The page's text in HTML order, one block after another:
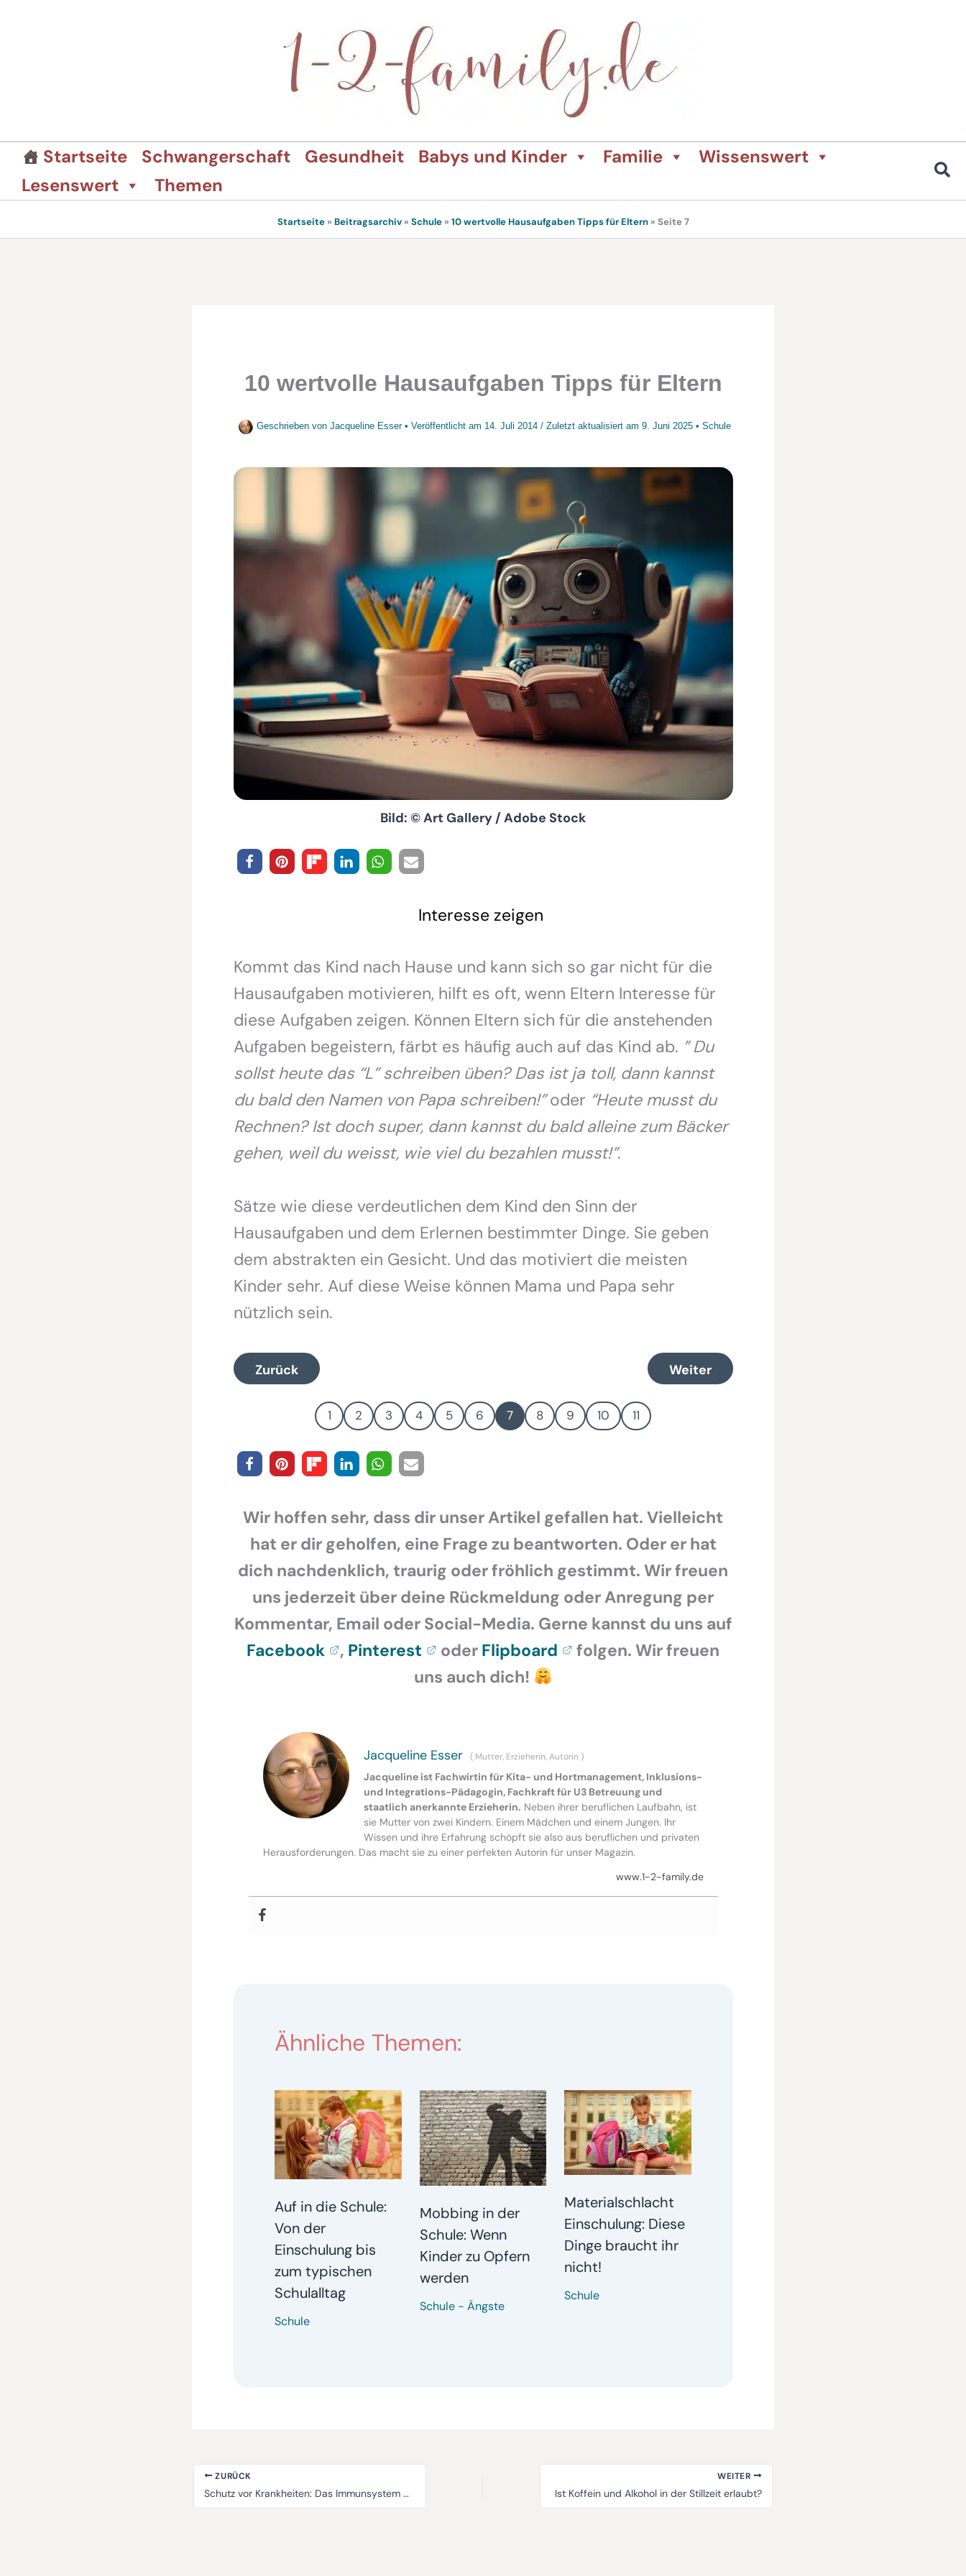
Startseite Schwangerschaft Gesundheit Babys und Kinder Familie
Wissenswert
Lesenswert
Themen
Startseite» Beitragsarchiv» Schule» 10 wertvolle Hausaufgaben Tipps für Eltern» Seite 7
10 wertvolle Hausaufgaben Tipps für Eltern
Geschrieben von Jacqueline Esser • Veröffentlicht am 14. Juli 2014 / Zuletzt aktualisiert am 9. Juni 2025 • Schule
Bild: © Art Gallery / Adobe Stock
Interesse zeigen
Kommt das Kind nach Hause und kann sich so gar nicht für die
Hausaufgaben motivieren, hilft es oft, wenn Eltern Interesse für
diese Aufgaben zeigen. Können Eltern sich für die anstehenden
Aufgaben begeistern, färbt es häufig auch auf das Kind ab. ” Du
sollst heute das “L” schreiben üben? Das ist ja toll, dann kannst
du bald den Namen von Papa schreiben!”oder “Heute musst du
Rechnen? Ist doch super, dann kannst du bald alleine zum Bäcker
gehen, weil du weisst, wie viel du bezahlen musst!”.
Sätze wie diese verdeutlichen dem Kind den Sinn der
Hausaufgaben und dem Erlernen bestimmter Dinge. Sie geben
dem abstrakten ein Gesicht. Und das motiviert die meisten
Kinder sehr. Auf diese Weise können Mama und Papa sehr
nützlich sein.
Zurück Weiter
1 2 3 4 5 6 7 8 9 10 11
Wir hoffen sehr, dass dir unser Artikel gefallen hat. Vielleicht
hat er dir geholfen, eine Frage zu beantworten. Oder er hat
dich nachdenklich, traurig oder fröhlich gestimmt. Wir freuen
uns jederzeit über deine Rückmeldung oder Anregung per
Kommentar, Email oder Social-Media. Gerne kannst du uns auf
Facebook
, Pinterest oder Flipboard
folgen. Wir freuen
uns auch dich!
Jacqueline Esser (Mutter, Erzieherin, Autorin )
Jacqueline ist Fachwirtin für Kita- und Hortmanagement, Inklusions-
und Integrations-Pädagogin, Fachkraft für U3 Betreuung und
staatlich anerkannte Erzieherin. Neben ihrer beruflichen Laufbahn, ist
sie Mutter von zwei Kindern. Einem Mädchen und einem Jungen. Ihr
Wissen und ihre Erfahrung schöpft sie also aus beruflichen und privaten
Herausforderungen. Das macht sie zu einer perfekten Autorin für unser Magazin.
www.1-2-family.de
Ähnliche Themen:
Auf in die Schule:
Von der
Einschulung bis
zum typischen
Schulalltag
Schule
Mobbing in der
Schule: Wenn
Kinder zu Opfern
werden
Schule- Ängste
Materialschlacht
Einschulung: Diese
Dinge braucht ihr
nicht!
Schule
ZURÜCK
Schutz vor Krankheiten: Das Immunsystem von Babys und Kindern
WEITER
Ist Koffein und Alkohol in der Stillzeit erlaubt?